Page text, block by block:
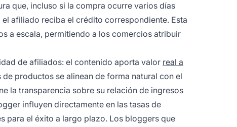
que, incluso si la compra ocurre varios días
afiliado reciba el crédito correspondiente. Esta
a escala, permitiendo a los comercios atribuir
de afiliados: el contenido aporta valor real a
productos se alinean de forma natural con el
la transparencia sobre su relación de ingresos
influyen directamente en las tasas de
para el éxito a largo plazo. Los bloggers que